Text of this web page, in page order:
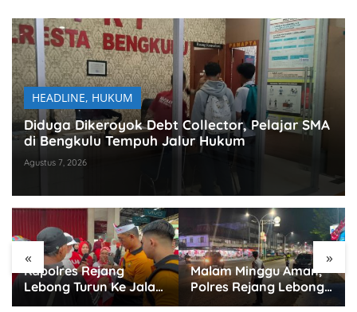
HEADLINE, HUKUM
Diduga Dikeroyok Debt Collector, Pelajar SMA
di Bengkulu Tempuh Jalur Hukum
Agustus 7, 2026
« »
Malam Minggu Aman,
Polres Rejang Lebong
Terjunkan Personel
Jamin Keamanan
Warga, Polres Rejang
Lebong Terjunkan Tim